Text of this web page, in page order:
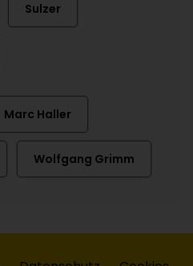
Sulzer
Marc Haller
Wolfgang Grimm